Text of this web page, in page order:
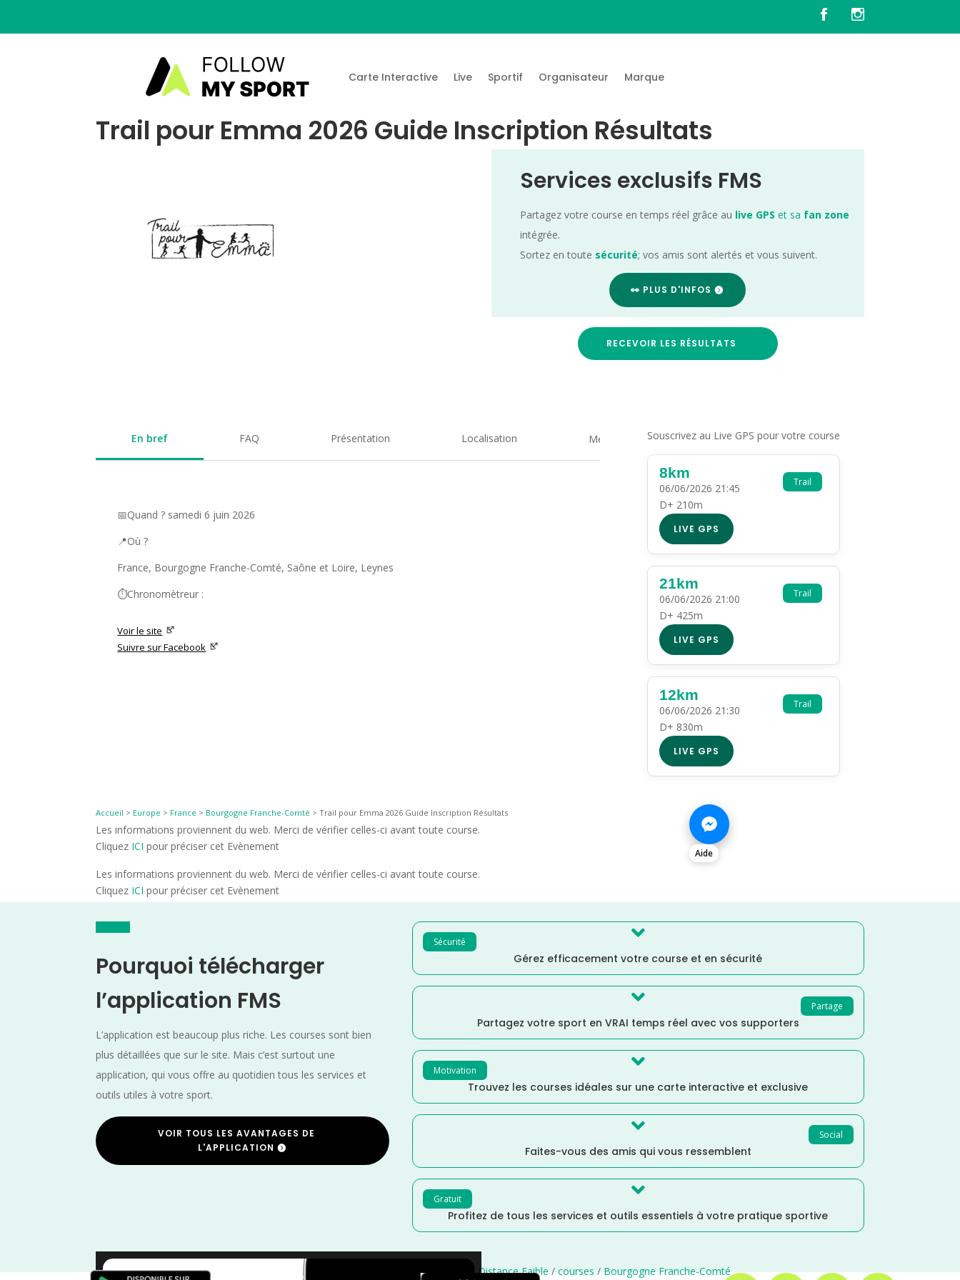
Carte Interactive Live Sportif Organisateur Marque
Trail pour Emma 2026 Guide Inscription Résultats
Services exclusifs FMS
Partagez votre course en temps réel grâce au live GPS et sa fan zone
intégrée.
Sortez en toute sécurité; vos amis sont alertés et vous suivent.
👀 PLUS D'INFOS
RECEVOIR LES RÉSULTATS
En bref FAQ Présentation Localisation Medias
📅Quand ? samedi 6 juin 2026
📍Où ?
France, Bourgogne Franche-Comté, Saône et Loire, Leynes
⏱️Chronomètreur :
Voir le site
Suivre sur Facebook
Souscrivez au Live GPS pour votre course
Trail
8km
06/06/2026 21:45
D+ 210m
LIVE GPS
Trail
21km
06/06/2026 21:00
D+ 425m
LIVE GPS
Trail
12km
06/06/2026 21:30
D+ 830m
LIVE GPS
Accueil > Europe > France > Bourgogne Franche-Comté >Trail pour Emma 2026 Guide Inscription Résultats
Les informations proviennent du web. Merci de vérifier celles-ci avant toute course.
Cliquez ICI pour préciser cet Evènement
Les informations proviennent du web. Merci de vérifier celles-ci avant toute course.
Cliquez ICI pour préciser cet Evènement
Aide
Pourquoi télécharger
l’application FMS
L’application est beaucoup plus riche. Les courses sont bien
plus détaillées que sur le site. Mais c’est surtout une
application, qui vous offre au quotidien tous les services et
outils utiles à votre sport.
VOIR TOUS LES AVANTAGES DE
L'APPLICATION
Sécurité 
Gérez efficacement votre course et en sécurité
Partage

Partagez votre sport en VRAI temps réel avec vos supporters
Motivation 
Trouvez les courses idéales sur une carte interactive et exclusive
Social

Faites-vous des amis qui vous ressemblent
Gratuit 
Profitez de tous les services et outils essentiels à votre pratique sportive
Saône et Loire Distance Semi /Distance Faible/courses/Bourgogne Franche-Comté